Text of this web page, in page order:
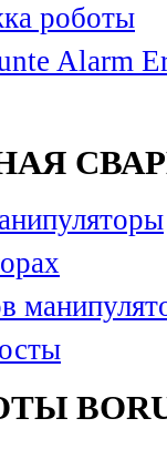
роботы
Alarm